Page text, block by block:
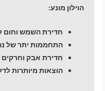
הוילון מונע:
חדירת השמש וחום
התחממות יתר של
חדירת אבק
הוצאות מיותרות